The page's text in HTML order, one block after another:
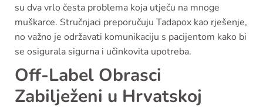
su dva vrlo česta problema koja utječu na mnoge
muškarce. Stručnjaci preporučuju Tadapox kao rješenje,
no važno je održavati komunikaciju s pacijentom kako bi
se osigurala sigurna i učinkovita upotreba.
Off-Label Obrasci
Zabilježeni u Hrvatskoj